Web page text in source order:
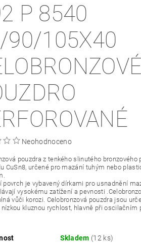
P 8540
90/105X40
Neohodnoceno
pouzdra z tenkého slinutého bronzového
CuSn8, určené pro mazání tuhým nebo
povrch je vybavený dírkami pro usnadnění
vysokému zatížení a pevnosti
vůči korozi. Celobronzová pouzdra jsou
nízkou kluznou rychlost, hlavně při oscilačním
Skladem (12 ks)